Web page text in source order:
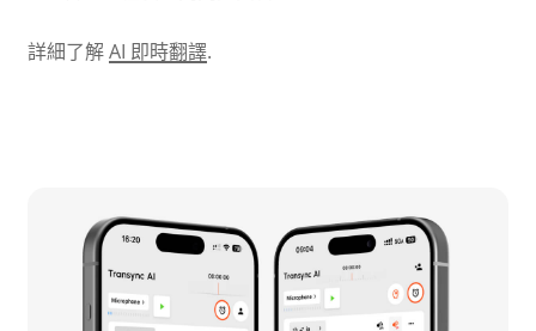
詳細了解AI 即時翻譯.